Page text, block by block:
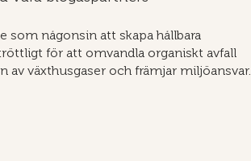
som någonsin att skapa hållbara
för att omvandla organiskt avfall
växthusgaser och främjar miljöansvar.